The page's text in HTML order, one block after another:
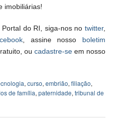
imobiliárias!
do RI, siga-nos no twitter,
, assine nosso boletim
ou cadastre-seem nosso
, curso, embrião, filiação,
de família, paternidade, tribunal de